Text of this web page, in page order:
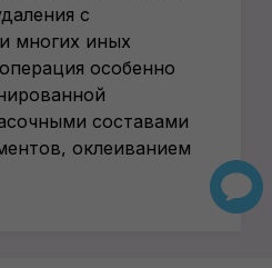
с
многих иных
особенно
составами
оклеиванием